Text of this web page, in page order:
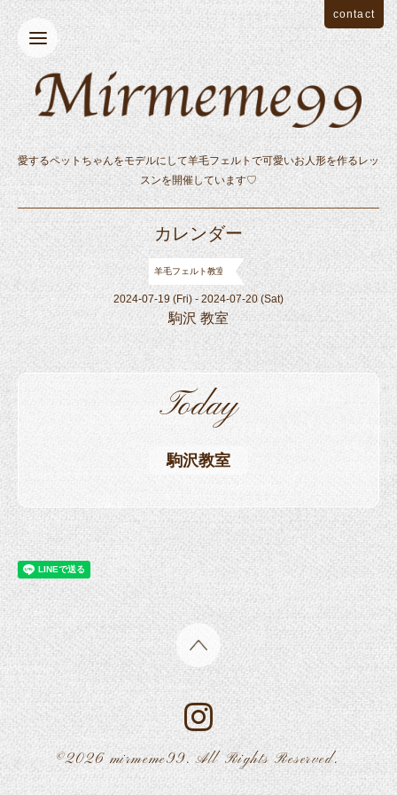
愛するペットちゃんをモデルにして羊毛フェルトで可愛いお人形を作るレッ
スンを開催しています♡
contact
カレンダー
羊毛フェルト教室
2024-07-19 (Fri) - 2024-07-20 (Sat)
駒沢 教室
Today
駒沢教室
©2026mirmeme99. All Rights Reserved.